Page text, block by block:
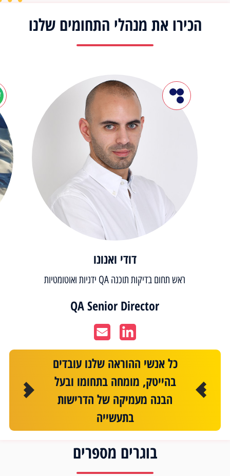
הכירו את מנהלי התחומים שלנו
דודי ואנונו
ראש תחום בדיקות תוכנה QA ידניות ואוטומטיות
QA Senior Director
כל אנשי ההוראה שלנו עובדים
בהייטק, מומחה בתחומו ובעל
הבנה מעמיקה של הדרישות
בתעשייה
בוגרים מספרים